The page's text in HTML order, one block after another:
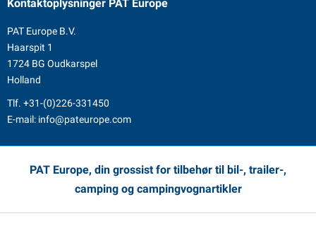
Kontaktoplysninger PAT Europe
PAT Europe B.V.
Haarspit 1
1724 BG Oudkarspel
Holland
Tlf. +31-(0)226-331450
E-mail: info@pateurope.com
PAT Europe, din grossist for tilbehør til bil-, trailer-,
camping og campingvognartikler